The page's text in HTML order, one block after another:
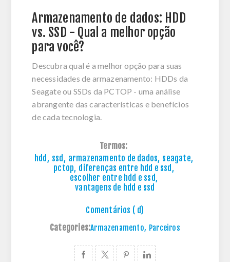
Armazenamento de dados: HDD
vs. SSD - Qual a melhor opção
para você?
Descubra qual é a melhor opção para suas
necessidades de armazenamento: HDDs da
Seagate ou SSDs da PCTOP - uma análise
abrangente das características e benefícios
de cada tecnologia.
Termos:
hdd , ssd , armazenamento de dados, seagate,
pctop, diferenças entre hdd e ssd ,
escolher entre hdd e ssd,
vantagens de hdd e ssd
Comentários ( d)
Categories:Armazenamento, Parceiros